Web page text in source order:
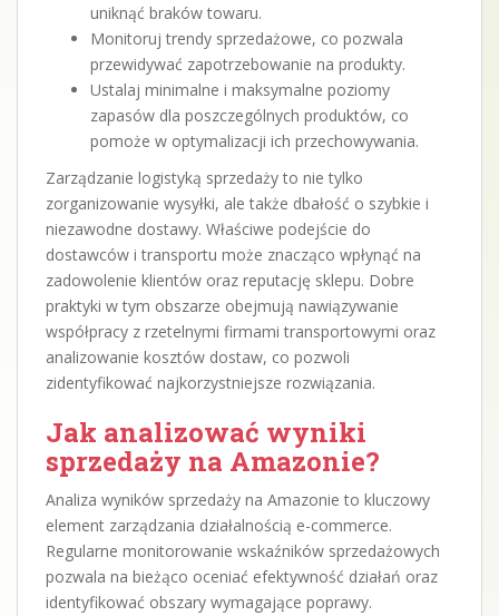
uniknąć braków towaru.
Monitoruj trendy sprzedażowe, co pozwala
przewidywać zapotrzebowanie na produkty.
Ustalaj minimalne i maksymalne poziomy
zapasów dla poszczególnych produktów, co
pomoże w optymalizacji ich przechowywania.
Zarządzanie logistyką sprzedaży to nie tylko
zorganizowanie wysyłki, ale także dbałość o szybkie i
niezawodne dostawy. Właściwe podejście do
dostawców i transportu może znacząco wpłynąć na
zadowolenie klientów oraz reputację sklepu. Dobre
praktyki w tym obszarze obejmują nawiązywanie
współpracy z rzetelnymi firmami transportowymi oraz
analizowanie kosztów dostaw, co pozwoli
zidentyfikować najkorzystniejsze rozwiązania.
Jak analizować wyniki
sprzedaży na Amazonie?
Analiza wyników sprzedaży na Amazonie to kluczowy
element zarządzania działalnością e-commerce.
Regularne monitorowanie wskaźników sprzedażowych
pozwala na bieżąco oceniać efektywność działań oraz
identyfikować obszary wymagające poprawy.